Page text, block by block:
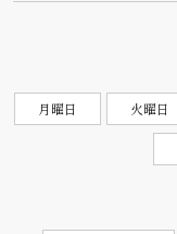
月曜日
火曜日